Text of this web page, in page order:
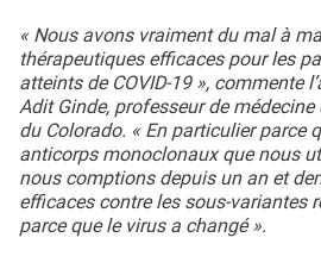
« Nous avons vraiment du mal à
thérapeutiques efficaces pour les
atteints de COVID-19 », commente
Adit Ginde, professeur de
du Colorado. « En particulier parce
anticorps monoclonaux que nous
nous comptions depuis un an et
efficaces contre les sous-variantes
parce que le virus a changé ».